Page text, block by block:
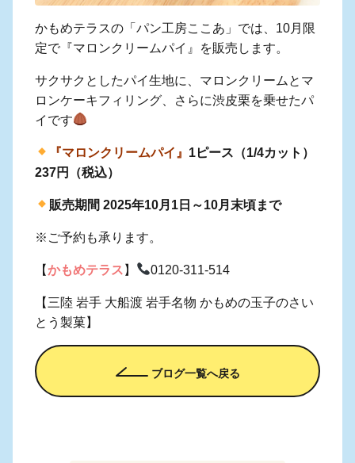
かもめテラスの「パン工房ここあ」では、10月限
定で『マロンクリームパイ』を販売します。
サクサクとしたパイ生地に、マロンクリームとマ
ロンケーキフィリング、さらに渋皮栗を乗せたパ
イです
『マロンクリームパイ』 1ピース（1/4カット）
237円（税込）
販売期間 2025年10月1日～10月末頃まで
※ご予約も承ります。
【かもめテラス 】 0120-311-514
【三陸 岩手 大船渡 岩手名物 かもめの玉子のさい
とう製菓】
ブログ一覧へ戻る